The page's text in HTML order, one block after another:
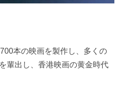
本の映画を製作し、多くの
輩出し、香港映画の黄金時代